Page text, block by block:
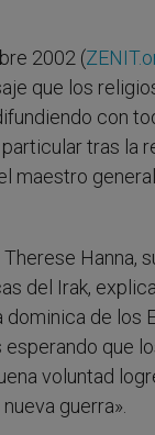
2002 (
que los
con
tras la
maestro
Hanna,
del Irak,
dominica de los
esperando que
voluntad
guerra».